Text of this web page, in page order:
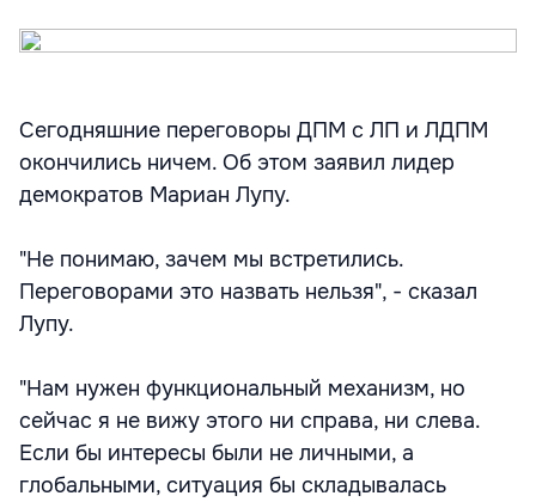
Сегодняшние переговоры ДПМ с ЛП и ЛДПМ
окончились ничем. Об этом заявил лидер
демократов Мариан Лупу.
"Не понимаю, зачем мы встретились.
Переговорами это назвать нельзя", - сказал
Лупу.
"Нам нужен функциональный механизм, но
сейчас я не вижу этого ни справа, ни слева.
Если бы интересы были не личными, а
глобальными, ситуация бы складывалась